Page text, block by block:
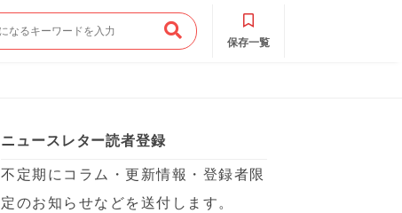
保存一覧
ニュースレター読者登録
不定期にコラム・更新情報・登録者限
定のお知らせなどを送付します。